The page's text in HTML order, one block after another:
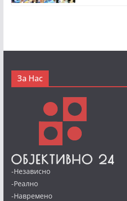
За Нас
-Независно
-Реално
-Навремено